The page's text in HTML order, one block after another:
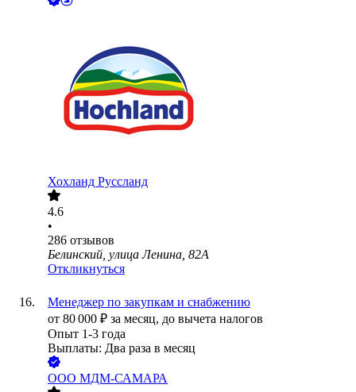
Хохланд Руссланд
4.6
•
286 отзывов
Белинский, улица Ленина, 82А
Откликнуться
Менеджер по закупкам и снабжению
от 80 000 ₽ за месяц, до вычета налогов
Опыт 1-3 года
Выплаты: Два раза в месяц
ООО МДМ-САМАРА